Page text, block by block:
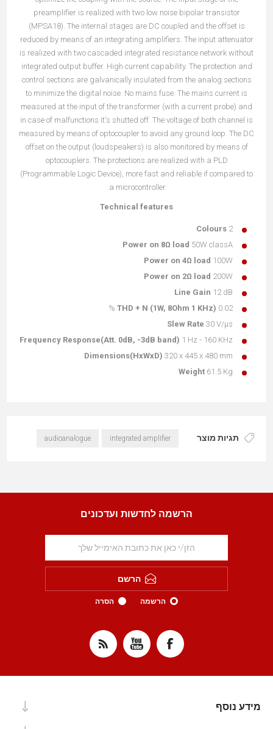
preamplifier is realized with two low noise bipolar transistor
(MPSA18). The internal stages are DC coupled and the offset is
reduced by means of an integrating amplifiers. The input attenuator
is realized with two cascaded integrated resistance network without
integrated output buffer. High current capability. The protection and
control sections are galvanically insulated from the analog sections
to minimize the digital noise. No mains fuse. The mains current is
measured at the input of the transformer (with a current probe) and
in case of malfunctions it's shutted off. The voltage of both channel is
measured by means of optocoupler to avoid any ground loop. The DC
offset on the output (loudspeakers) is also monitored by means of
optocouplers. The protections are realized with a PLD
(Programmable Logic Device), more fast and reliable if compared to
a microcontroller.
Technical features
Colours 2
Power on 8Ω load 50W classA
Power on 4Ω load 100W
Power on 2Ω load 200W
Line Gain 12 dB
THD + N (1W, 8Ohm 1 KHz) 0.02 %
Slew Rate 30 V/μs
Frequency Response(Att. 0dB, -3dB band) 1 Hz - 160 KHz
Dimensions(HxWxD) 320 x 445 x 480 mm
Weight 61.5 Kg
תגיות מוצר integrated amplifier
audioanalogue
הרשמה לחדשות ועדכונים
הרשם
הרשמה הסרה
מידע נוסף